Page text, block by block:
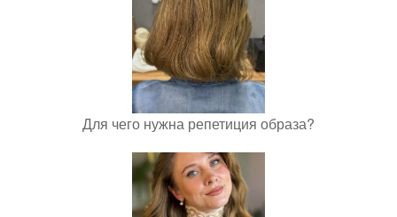
Для чего нужна репетиция образа?